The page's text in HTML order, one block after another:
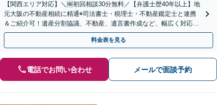
【関西エリア対応】＼🆓初回相談30分無料／【弁護士歴40年以上】地
元大阪の不動産相続に精通◉司法書士・税理士・不動産鑑定士と連携
＆ご紹介可！遺産分割協議、不動産、遺言書作成など、幅広く対応し
ます。お気軽にご相談ください
料金表を見る
電話でお問い合わせ メールで面談予約